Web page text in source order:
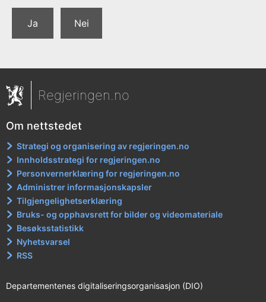
Ja Nei
Regjeringen.no
Om nettstedet
Strategi og organisering av regjeringen.no
Innholdsstrategi for regjeringen.no
Personvernerklæring for regjeringen.no
Administrer informasjonskapsler
Tilgjengelighetserklæring
Bruks- og opphavsrett for bilder og videomateriale
Besøksstatistikk
Nyhetsvarsel
RSS
Departementenes digitaliseringsorganisasjon (DIO)